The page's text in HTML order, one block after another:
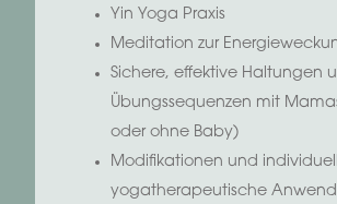
Yin Yoga Praxis
Meditation zur
Sichere, effektive Haltungen
Übungssequenzen mit
oder ohne Baby)
Modifikationen und
yogatherapeutische